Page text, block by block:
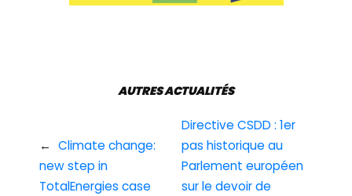
← Climate change:
new step in
TotalEnergies case
AUTRES ACTUALITÉS
Directive CSDD : 1er
pas historique au
Parlement européen
sur le devoir de